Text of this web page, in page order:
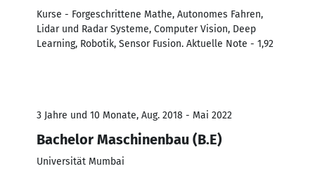
Kurse - Forgeschrittene Mathe, Autonomes Fahren,
Lidar und Radar Systeme, Computer Vision, Deep
Learning, Robotik, Sensor Fusion. Aktuelle Note - 1,92
3 Jahre und 10 Monate, Aug. 2018 - Mai 2022
Bachelor Maschinenbau (B.E)
Universität Mumbai